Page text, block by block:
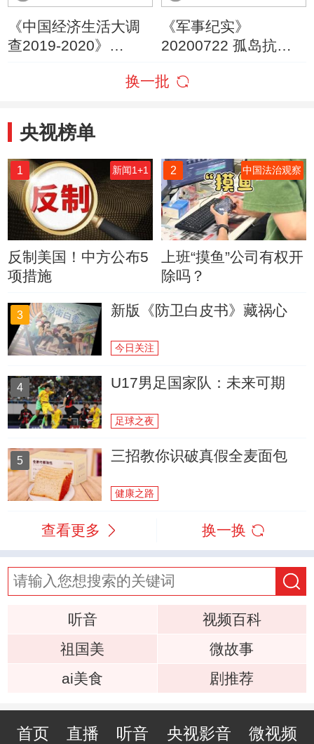
《中国经济生活大调
查2019-2020》
《军事纪实》
20200722 孤岛抗洪
换一批
央视榜单
1 新闻1+1
反制美国！中方公布5
项措施
2 中国法治观察
上班“摸鱼”公司有权开
除吗？
3 新版《防卫白皮书》藏祸心
今日关注
4 U17男足国家队：未来可期
足球之夜
5 三招教你识破真假全麦面包
健康之路
查看更多 换一换
听音
视频百科
祖国美
微故事
ai美食
剧推荐
首页 直播 听音 央视影音 微视频